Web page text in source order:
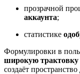
прозрачной
аккаунта;
статистике
Формулировки в
широкую
создаёт пространство